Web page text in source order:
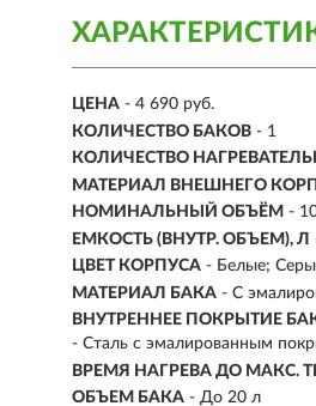
ЦЕНА - 4 690 руб.
КОЛИЧЕСТВО БАКОВ - 1
КОЛИЧЕСТВО
МАТЕРИАЛ ВНЕШНЕГО
НОМИНАЛЬНЫЙ ОБЪЁМ -
ЕМКОСТЬ (ВНУТР. ОБЪЕМ), Л
ЦВЕТ КОРПУСА - Белые;
МАТЕРИАЛ БАКА - С
ВНУТРЕННЕЕ ПОКРЫТИЕ
- Сталь с эмалированным
ВРЕМЯ НАГРЕВА ДО МАКС.
ОБЪЕМ БАКА - До 20 л